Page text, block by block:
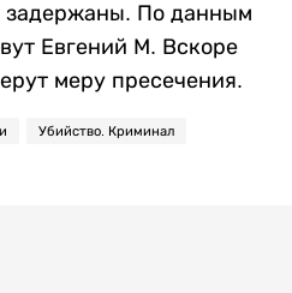
задержаны. По данным
Евгений М. Вскоре
меру пресечения.
Убийство. Криминал